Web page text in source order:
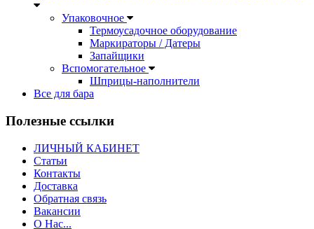
Упаковочное
Термоусадочное оборудование
Маркираторы / Датеры
Запайщики
Вспомогательное
Шприцы-наполнители
Все для бара
Полезные ссылки
ЛИЧНЫЙ КАБИНЕТ
Статьи
Контакты
Доставка
Обратная связь
Вакансии
О Нас...